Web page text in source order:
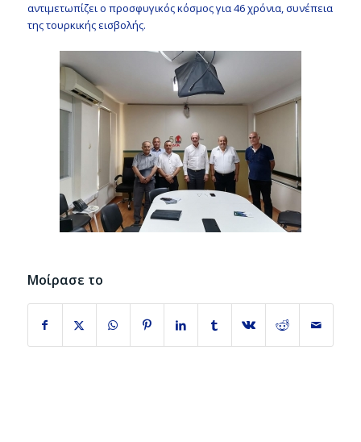
αντιμετωπίζει ο προσφυγικός κόσμος για 46 χρόνια, συνέπεια
της τουρκικής εισβολής.
Μοίρασε το